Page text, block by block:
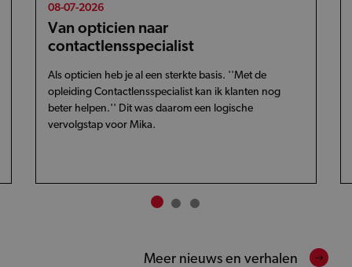
08-07-2026
Van opticien naar
contactlensspecialist
Als opticien heb je al een sterkte basis. ''Met de
opleiding Contactlensspecialist kan ik klanten nog
beter helpen.'' Dit was daarom een logische
vervolgstap voor Mika.
Meer nieuws en verhalen